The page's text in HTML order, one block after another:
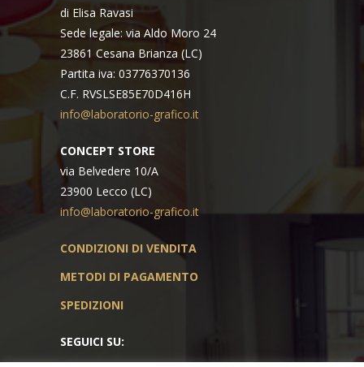
di Elisa Ravasi
Sede legale: via Aldo Moro 24
23861 Cesana Brianza (LC)
Partita iva: 03776370136
C.F. RVSLSE85E70D416H
info@laboratorio-grafico.it
CONCEPT STORE
via Belvedere 10/A
23900 Lecco (LC)
info@laboratorio-grafico.it
CONDIZIONI DI VENDITA
METODI DI PAGAMENTO
SPEDIZIONI
SEGUICI SU: